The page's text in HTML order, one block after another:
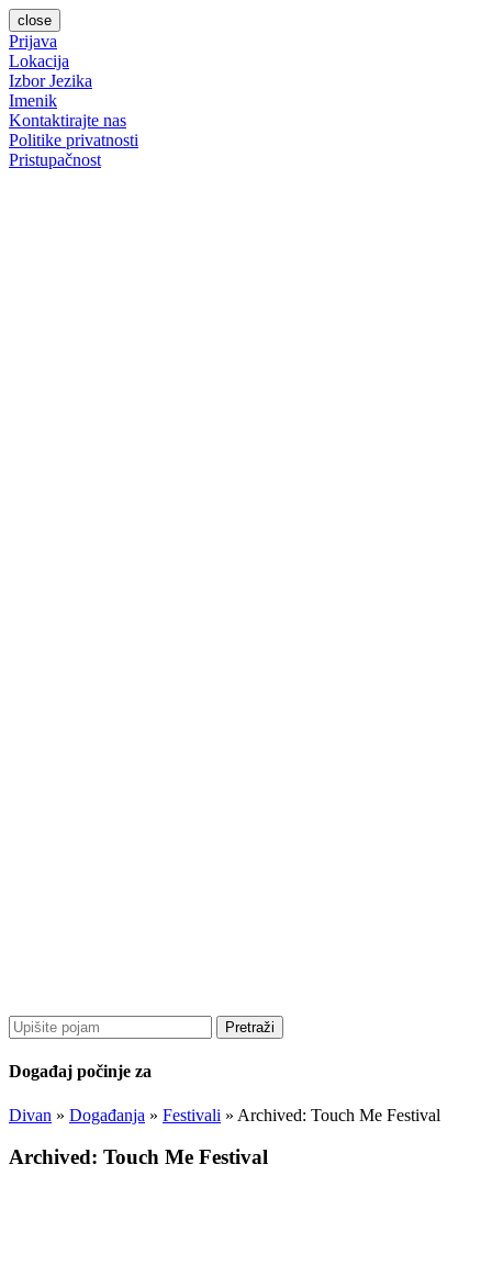
close
Prijava
Lokacija
Izbor Jezika
Imenik
Kontaktirajte nas
Politike privatnosti
Pristupačnost
Pretraži
Događaj počinje za
Divan » Događanja » Festivali » Archived: Touch Me Festival
Archived: Touch Me Festival